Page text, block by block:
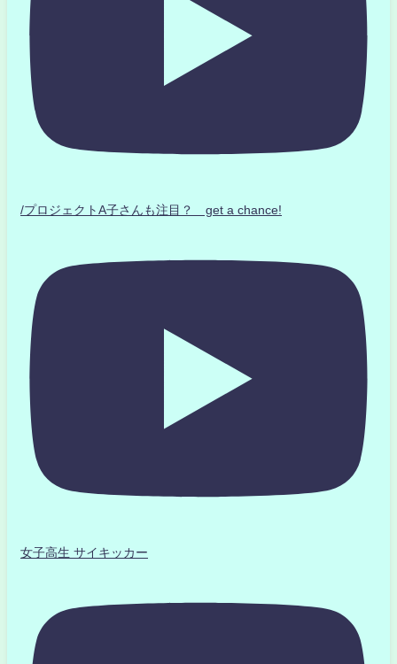
/プロジェクトA子さんも注目？ get a chance!
女子高生 サイキッカー